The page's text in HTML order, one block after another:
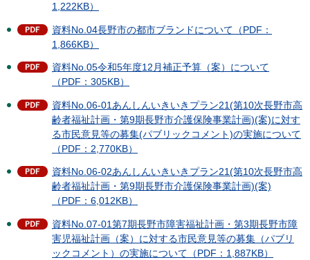
1,222KB）
資料No.04長野市の都市ブランドについて（PDF：
1,866KB）
資料No.05令和5年度12月補正予算（案）について
（PDF：305KB）
資料No.06-01あんしんいきいきプラン21(第10次長野市高
齢者福祉計画・第9期長野市介護保険事業計画)(案)に対す
る市民意見等の募集(パブリックコメント)の実施について
（PDF：2,770KB）
資料No.06-02あんしんいきいきプラン21(第10次長野市高
齢者福祉計画・第9期長野市介護保険事業計画)(案)
（PDF：6,012KB）
資料No.07-01第7期長野市障害福祉計画・第3期長野市障
害児福祉計画（案）に対する市民意見等の募集（パブリ
ックコメント）の実施について（PDF：1,887KB）